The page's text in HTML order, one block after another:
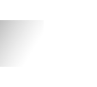
付款項請
使用